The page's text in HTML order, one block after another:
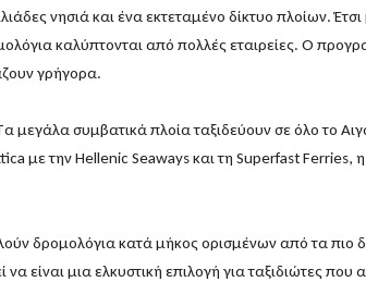
νησιά και ένα εκτεταμένο δίκτυο πλοίων.
καλύπτονται από πολλές εταιρείες. Ο
γρήγορα.
μεγάλα συμβατικά πλοία ταξιδεύουν σε όλο το
με την Hellenic Seaways και τη Superfast
δρομολόγια κατά μήκος ορισμένων από τα πιο
είναι μια ελκυστική επιλογή για ταξιδιώτες